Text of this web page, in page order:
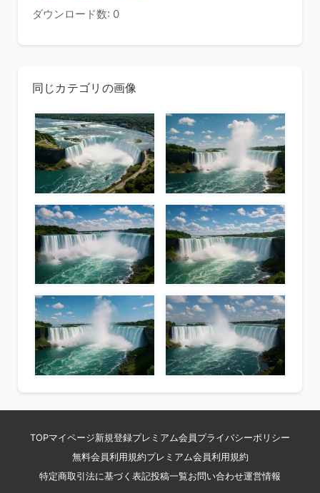
ダウンロード数: 0
同じカテゴリの画像
TOPマイページ新規登録プレミアム会員 プライバシーポリシー
無料会員利用規約プレミアム会員利用規約
特定商取引法に基づく表記投稿一覧お問い合わせ運営情報